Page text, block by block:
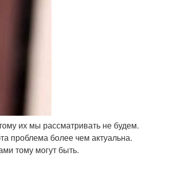
их мы рассматривать не будем.
проблема более чем актуальна.
тому могут быть.